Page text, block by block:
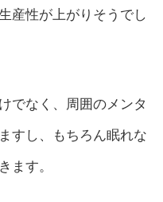
産性が上がりそうでし
でなく、周囲のメンタ
すし、もちろん眠れな
ます。